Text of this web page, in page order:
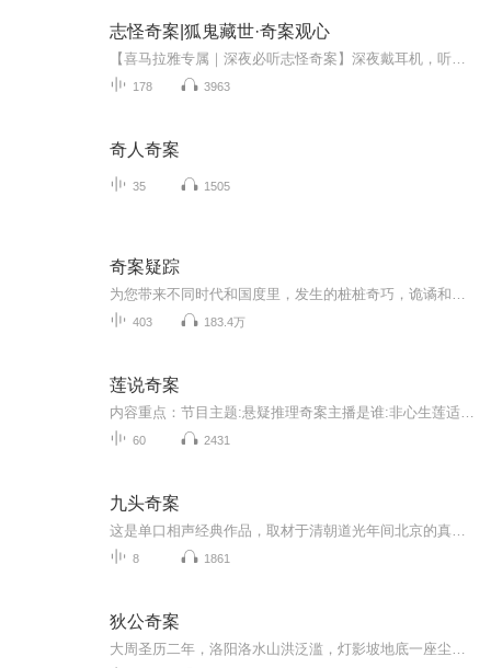
志怪奇案|狐鬼藏世·奇案观心
178 3963
奇人奇案
35 1505
奇案疑踪
403 183.4万
莲说奇案
60 2431
九头奇案
8 1861
狄公奇案